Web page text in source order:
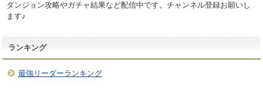
ダンジョン攻略やガチャ結果など配信中です。チャンネル登録お願いし
ます♪
ランキング
最強リーダーランキング